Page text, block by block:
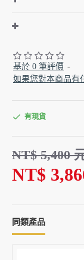
基於 0 筆評價 -
如果您對本商品有
NT$
NT$ 5,400
有現貨
同類產品